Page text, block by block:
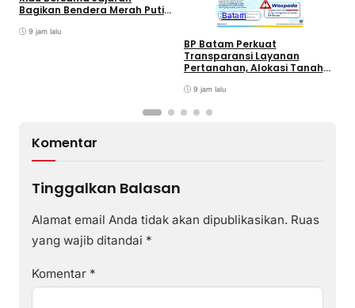
Bagikan Bendera Merah Putih
Bermotor di Kantor Samsat
9 jam lalu
Batam
BP Batam Perkuat
Transparansi Layanan
Pertanahan, Alokasi Tanah
LMS9 jam lalu
Komentar
Tinggalkan Balasan
Alamat email Anda tidak akan dipublikasikan. Ruas
yang wajib ditandai *
Komentar *